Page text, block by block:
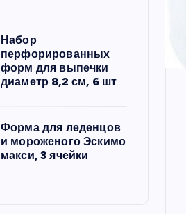
Набор
перфорированных
форм для выпечки
диаметр 8,2 см, 6 шт
Форма для леденцов
и мороженого Эскимо
макси, 3 ячейки